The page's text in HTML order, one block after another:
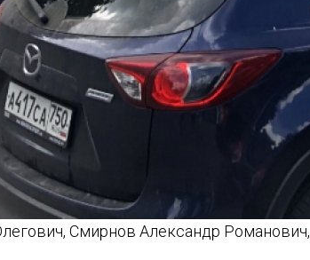
Смирнов Александр Романович,